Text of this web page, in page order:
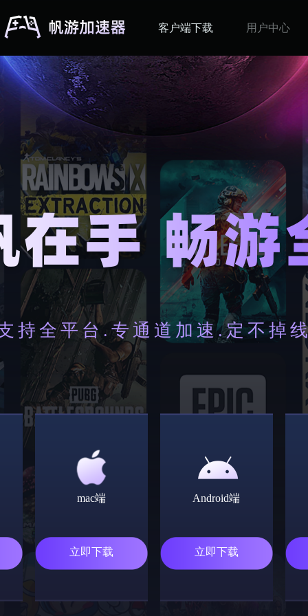
客户端下载 用户中心
持全平台.专通道加速.定不掉
mac端
立即下载
Android端
立即下载